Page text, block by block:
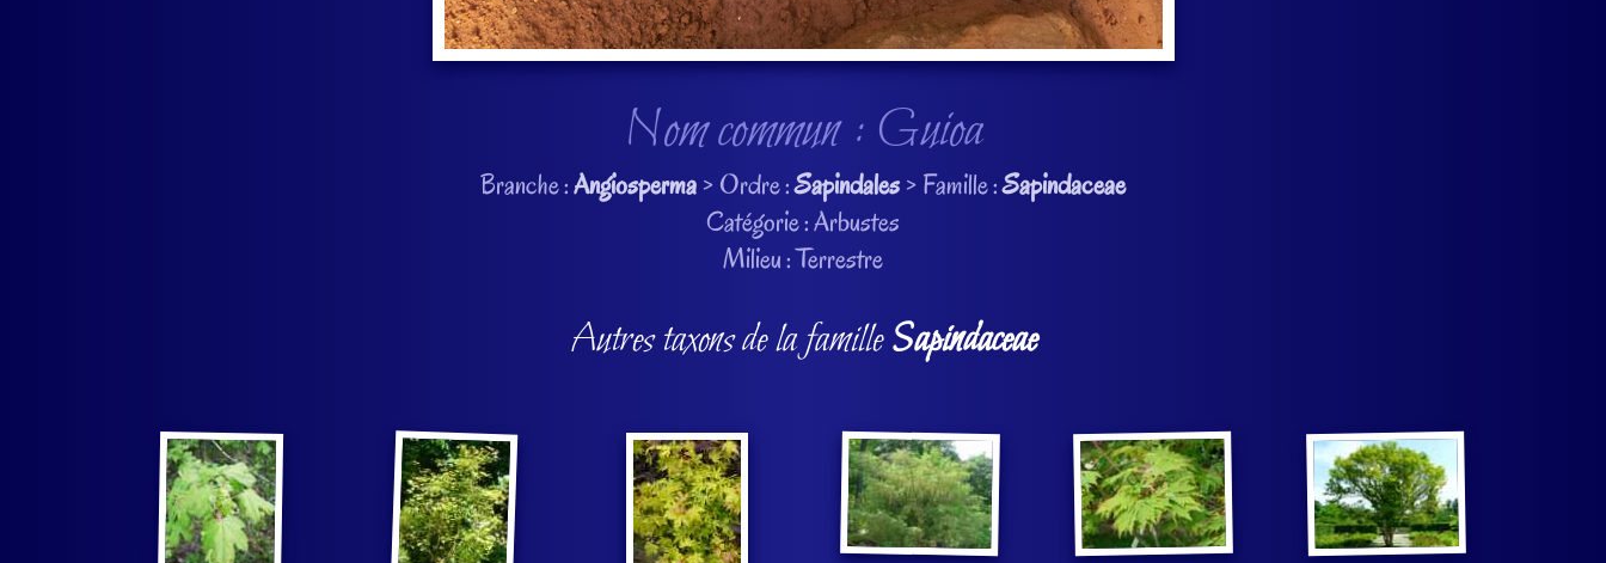
Nom commun : Guioa
Branche :Angiosperma> Ordre :Sapindales> Famille :Sapindaceae
Catégorie : Arbustes
Milieu : Terrestre
Autres taxons de la familleSapindaceae